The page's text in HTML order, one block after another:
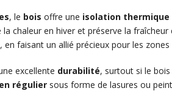
, le bois offre une isolation thermique
chaleur en hiver et préserve la
faisant un allié précieux pour les zones
excellente durabilité, surtout si le
régulier sous forme de lasures ou